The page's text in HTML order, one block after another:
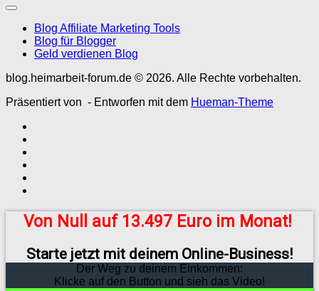
Blog Affiliate Marketing Tools
Blog für Blogger
Geld verdienen Blog
blog.heimarbeit-forum.de © 2026. Alle Rechte vorbehalten.
Präsentiert von - Entworfen mit dem Hueman-Theme
Von Null auf 13.497 Euro im Monat!
Starte jetzt mit deinem Online-Business!
Der Weg zu deinem Einkommen:
Klicke auf den Button und sieh das Video!